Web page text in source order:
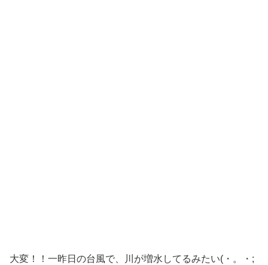
大変！！一昨日の台風で、川が増水してるみたい(・。・;